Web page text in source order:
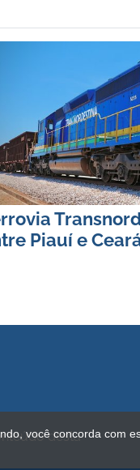
Piauí e
desta
você concorda com